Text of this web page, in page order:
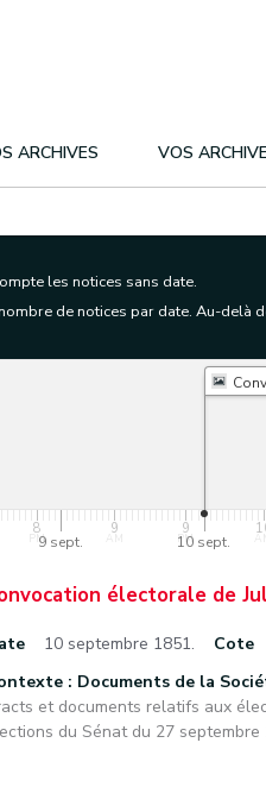
ARCHIVES VOS
les notices sans date.
de notices par date. Au-delà
9 sept. 10 sept.
8
PM
9 9
PM
électorale de
10 septembre 1851. Cote
: Documents de la
et documents relatifs aux
du Sénat du 27 septembre